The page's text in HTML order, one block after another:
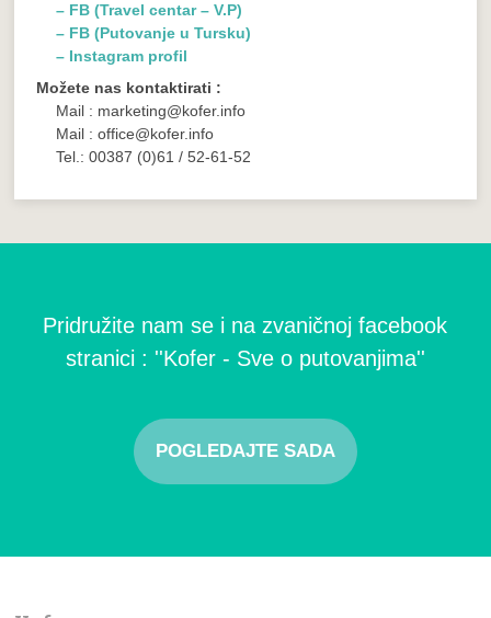
– FB (Travel centar – V.P)
– FB (Putovanje u Tursku)
– Instagram profil
Možete nas kontaktirati :
Mail : marketing@kofer.info
Mail : office@kofer.info
Tel.: 00387 (0)61 / 52-61-52
Pridružite nam se i na zvaničnoj facebook
stranici : ''Kofer - Sve o putovanjima''
POGLEDAJTE SADA